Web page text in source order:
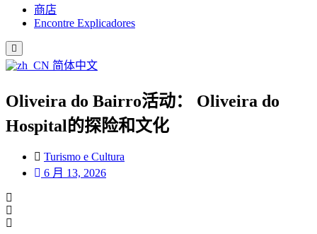
商店
Encontre Explicadores
简体中文
Oliveira do Bairro活动： Oliveira do
Hospital的探险和文化
Turismo e Cultura
6 月 13, 2026